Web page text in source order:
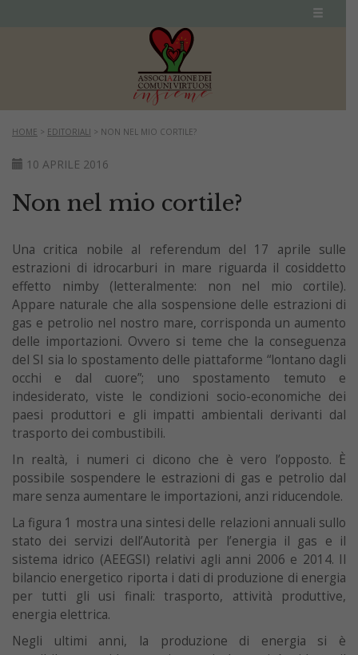
HOME > EDITORIALI > NON NEL MIO CORTILE?
10 APRILE 2016
Non nel mio cortile?
Una critica nobile al referendum del 17 aprile sulle
estrazioni di idrocarburi in mare riguarda il cosiddetto
effetto nimby (letteralmente: non nel mio cortile).
Appare naturale che alla sospensione delle estrazioni di
gas e petrolio nel nostro mare, corrisponda un aumento
delle importazioni. Ovvero si teme che la conseguenza
del SI sia lo spostamento delle piattaforme “lontano dagli
occhi e dal cuore”; uno spostamento temuto e
indesiderato, viste le condizioni socio-economiche dei
paesi produttori e gli impatti ambientali derivanti dal
trasporto dei combustibili.
In realtà, i numeri ci dicono che è vero l’opposto. È
possibile sospendere le estrazioni di gas e petrolio dal
mare senza aumentare le importazioni, anzi riducendole.
La figura 1 mostra una sintesi delle relazioni annuali sullo
stato dei servizi dell’Autorità per l’energia il gas e il
sistema idrico (AEEGSI) relativi agli anni 2006 e 2014. Il
bilancio energetico riporta i dati di produzione di energia
per tutti gli usi finali: trasporto, attività produttive,
energia elettrica.
Negli ultimi anni, la produzione di energia si è